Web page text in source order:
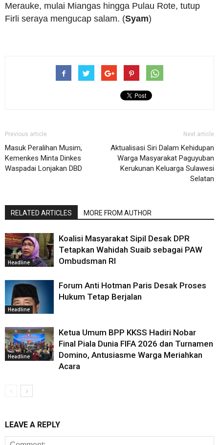
Merauke, mulai Miangas hingga Pulau Rote, tutup
Firli seraya mengucap salam. (Syam)
Previous article
Masuk Peralihan Musim,
Kemenkes Minta Dinkes
Waspadai Lonjakan DBD
Next article
Aktualisasi Siri Dalam Kehidupan
Warga Masyarakat Paguyuban
Kerukunan Keluarga Sulawesi
Selatan
RELATED ARTICLES MORE FROM AUTHOR
Headline
Koalisi Masyarakat Sipil Desak DPR
Tetapkan Wahidah Suaib sebagai PAW
Ombudsman RI
Headline
Forum Anti Hotman Paris Desak Proses
Hukum Tetap Berjalan
Headline
Ketua Umum BPP KKSS Hadiri Nobar
Final Piala Dunia FIFA 2026 dan Turnamen
Domino, Antusiasme Warga Meriahkan
Acara
LEAVE A REPLY